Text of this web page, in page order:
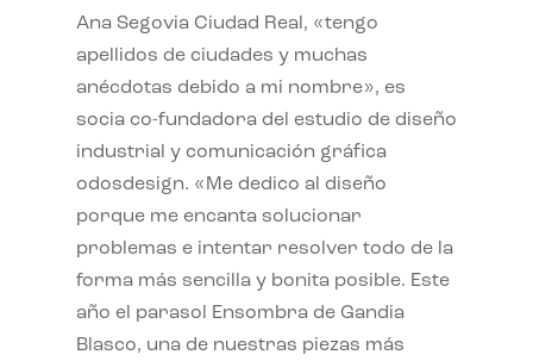
Ana Segovia Ciudad Real, «tengo
apellidos de ciudades y muchas
anécdotas debido a mi nombre», es
socia co-fundadora del estudio de diseño
industrial y comunicación gráfica
odosdesign. «Me dedico al diseño
porque me encanta solucionar
problemas e intentar resolver todo de la
forma más sencilla y bonita posible. Este
año el parasol Ensombra de Gandia
Blasco, una de nuestras piezas más